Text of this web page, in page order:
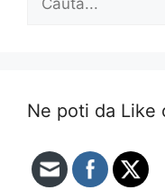
Ne poti da Like